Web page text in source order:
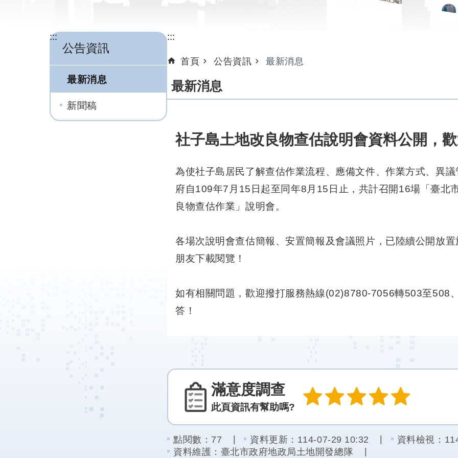
:::
公告資訊
最新消息
新聞稿
:::
首頁 公告資訊 最新消息
最新消息
社子島土地改良物查估說明會資料公開，
為使社子島居民了解查估作業流程、應備文件、作業方式、異
府自109年7月15日起至同年8月15日止，共計召開16場「臺北
良物查估作業」說明會。
各場次說明會查估簡報、安置簡報及會議照片，已陸續公開放置
朋友下載閱覽！
如有相關問題，歡迎撥打服務熱線(02)8780-7056轉503至508
答！
滿意度調查
此頁資訊有幫助嗎?
點閱數： 77 資料更新：114-07-29 10:32
資料檢視：
資料維護：臺北市政府地政局土地開發總隊